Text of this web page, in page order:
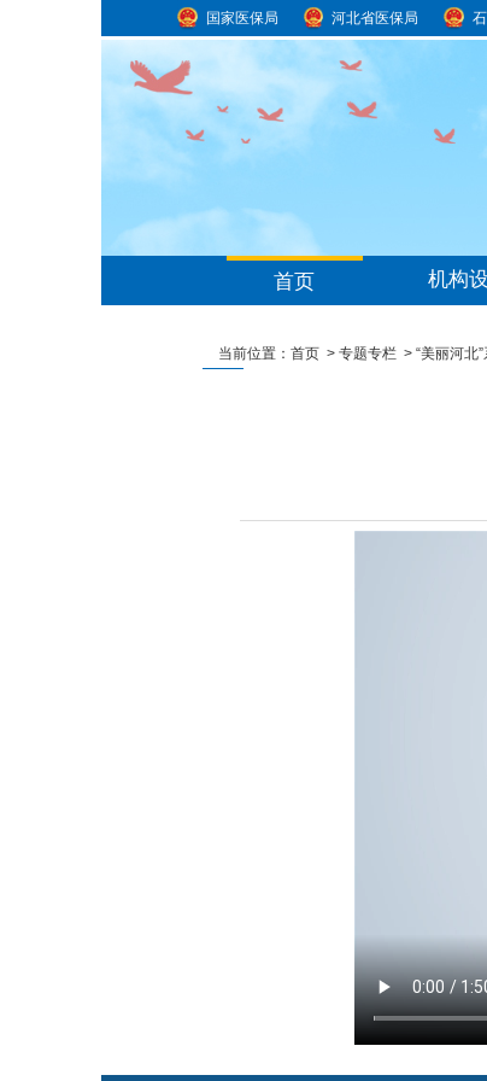
国家医保局 河北省医保局
当前位置： 首页> 专题专栏> “美丽河北